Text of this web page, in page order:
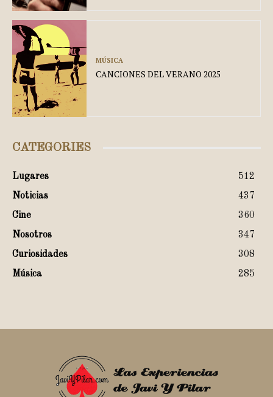
MÚSICA
CANCIONES DEL VERANO 2025
CATEGORIES
Lugares
512
Noticias
437
Cine
360
Nosotros
347
Curiosidades
308
Música
285